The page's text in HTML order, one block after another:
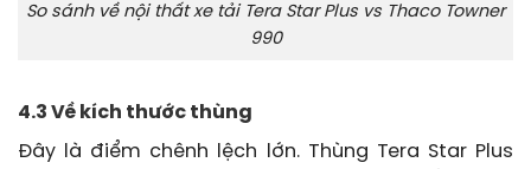
So sánh về nội thất xe tải Tera Star Plus vs Thaco Towner
990
4.3 Về kích thước thùng
Đây là điểm chênh lệch lớn. Thùng Tera Star Plus